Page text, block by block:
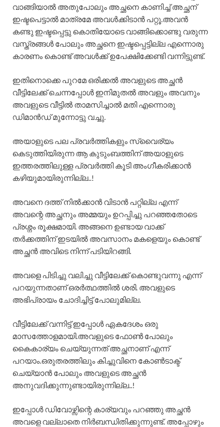
വാങ്ങിയാൽ അതുപോലും അച്ഛനെ കാണിച്ച് അച്ഛന്
ഇഷ്ടപെട്ടാൽ മാത്രമേ അവൾക്കിടാൻ പറ്റൂ.അവൻ
കണ്ടു ഇഷ്ടപ്പെട്ടു കൊതിയോടെ വാങ്ങിക്കൊണ്ടു വരുന്ന
വസ്ത്രങ്ങൾ പോലും അച്ഛനെ ഇഷ്ടപ്പെട്ടില്ല എന്നൊരു
കാരണം കൊണ്ട് അവൾക്ക് ഉപേക്ഷിക്കേണ്ടി വന്നിട്ടുണ്ട്.
ഇതിനൊക്കെ പുറമേ ഒരിക്കൽ അവളുടെ അച്ഛൻ
വീട്ടിലേക്ക് ചെന്നപ്പോൾ ഇനിമുതൽ അവളും അവനും
അവളുടെ വീട്ടിൽ താമസിച്ചാൽ മതി എന്നൊരു
ഡിമാൻഡ് മുന്നോട്ടു വച്ചു.
അയാളുടെ പല പ്രവർത്തികളും സ്വൈര്യം
കെടുത്തിയിരുന്ന ആ കുടുംബത്തിന് അയാളുടെ
ഇത്തരത്തിലുള്ള പ്രവർത്തി കൂടി അംഗീകരിക്കാൻ
കഴിയുമായിരുന്നില്ല..!
അവനെ ദത്ത് നിൽക്കാൻ വിടാൻ പറ്റില്ല എന്ന്
അവന്റെ അച്ഛനും അമ്മയും ഉറപ്പിച്ചു പറഞ്ഞതോടെ
പ്രശ്നം രൂക്ഷമായി. അങ്ങനെ ഉണ്ടായ വാക്ക്
തർക്കത്തിന് ഇടയിൽ അവസാനം മകളെയും കൊണ്ട്
അച്ഛൻ അവിടെ നിന്ന് പടിയിറങ്ങി.
അവളെ പിടിച്ചു വലിച്ചു വീട്ടിലേക്ക് കൊണ്ടുവന്നു എന്ന്
പറയുന്നതാണ് ഒരർത്ഥത്തിൽ ശരി. അവളുടെ
അഭിപ്രായം ചോദിച്ചിട്ട് പോലുമില്ല.
വീട്ടിലേക്ക് വന്നിട്ട് ഇപ്പോൾ ഏകദേശം ഒരു
മാസത്തോളമായി.അവളുടെ ഫോൺ പോലും
കൈകാര്യം ചെയ്യുന്നത് അച്ഛനാണ് എന്ന്
പറയാം.ഒരുതരത്തിലും കിച്ചുവിനെ കോൺടാക്ട്
ചെയ്യാൻ പോലും അവളുടെ അച്ഛൻ
അനുവദിക്കുന്നുണ്ടായിരുന്നില്ല..!
ഇപ്പോൾ ഡിവോഴ്സിന്റെ കാര്യവും പറഞ്ഞു അച്ഛൻ
അവളെ വല്ലാതെ നിർബന്ധിതിക്കുന്നുണ്ട്. അപ്പോഴും